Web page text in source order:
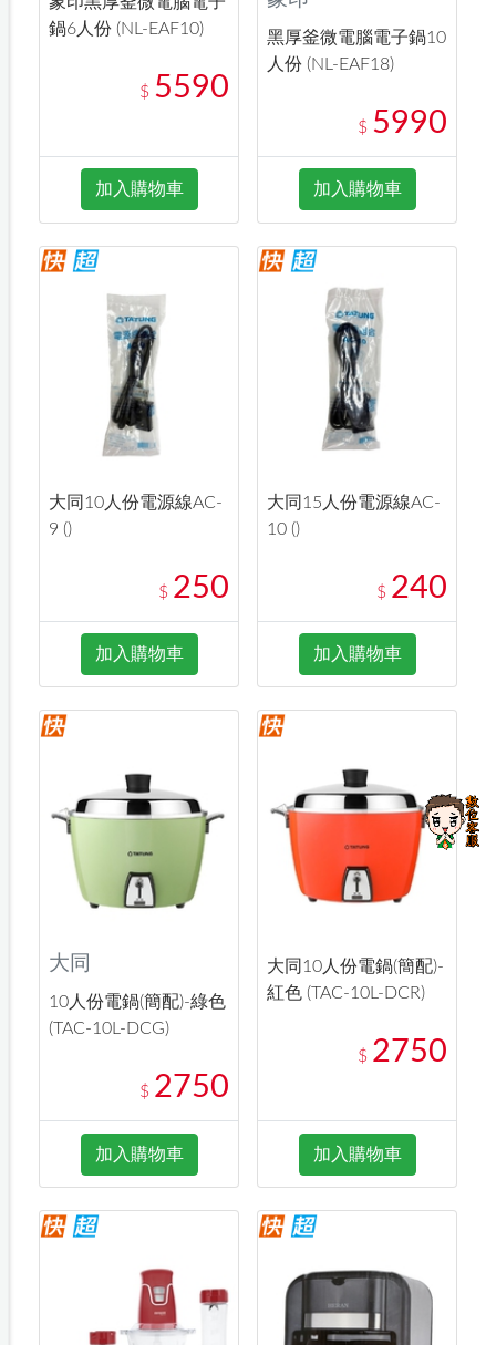
鍋6人份 (NL-EAF10)
$ 5590
加入購物車
黑厚釜微電腦電子鍋10
人份 (NL-EAF18)
$ 5990
加入購物車
大同10人份電源線AC-
9 ()
$ 250
加入購物車
大同15人份電源線AC-
10 ()
$ 240
加入購物車
大同
10人份電鍋(簡配)-綠色
(TAC-10L-DCG)
$ 2750
加入購物車
大同10人份電鍋(簡配)-
紅色 (TAC-10L-DCR)
$ 2750
加入購物車